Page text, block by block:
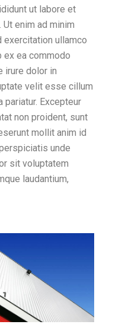
ut labore et
Ut enim ad minim
exercitation ullamco
ex ea commodo
irure dolor in
velit esse cillum
pariatur. Excepteur
non proident, sunt
mollit anim id
unde
sit voluptatem
laudantium,